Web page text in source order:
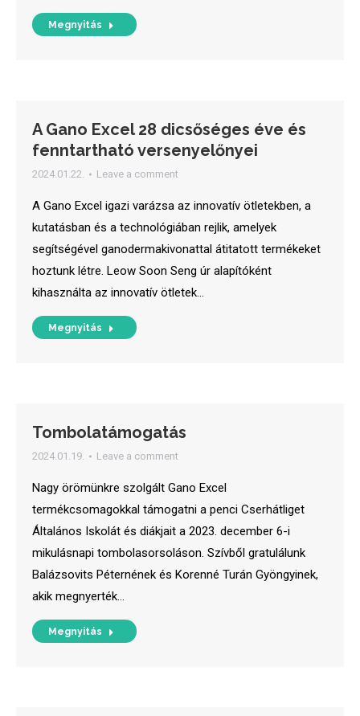
Megnyitás
A Gano Excel 28 dicsőséges éve és
fenntartható versenyelőnyei
2024.01.22. Leave a comment
A Gano Excel igazi varázsa az innovatív ötletekben, a
kutatásban és a technológiában rejlik, amelyek
segítségével ganodermakivonattal átitatott termékeket
hoztunk létre. Leow Soon Seng úr alapítóként
kihasználta az innovatív ötletek…
Megnyitás
Tombolatámogatás
2024.01.19. Leave a comment
Nagy örömünkre szolgált Gano Excel
termékcsomagokkal támogatni a penci Cserhátliget
Általános Iskolát és diákjait a 2023. december 6-i
mikulásnapi tombolasorsoláson. Szívből gratulálunk
Balázsovits Péternének és Korenné Turán Gyöngyinek,
akik megnyerték…
Megnyitás